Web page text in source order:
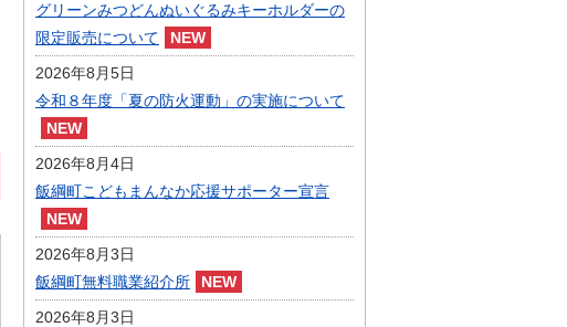
届出・証明・法
令・規制
企業の税金
入札・契約
指定管理者制度
人材募集
施策・計画
都市整備
選挙
統計・人口
広報・広聴
グリーンみつどんぬいぐるみキーホルダーの
限定販売について
2026年8月5日
令和８年度「夏の防火運動」の実施について
2026年8月4日
飯綱町こどもまんなか応援サポーター宣言
2026年8月3日
飯綱町無料職業紹介所
2026年8月3日